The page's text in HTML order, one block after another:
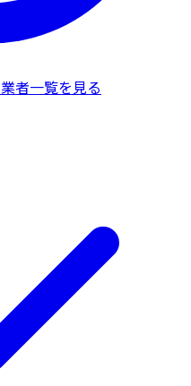
業者一覧を見る